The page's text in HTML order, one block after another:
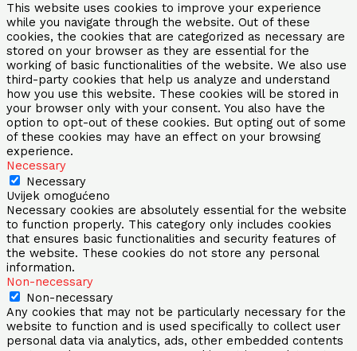
This website uses cookies to improve your experience
while you navigate through the website. Out of these
cookies, the cookies that are categorized as necessary are
stored on your browser as they are essential for the
working of basic functionalities of the website. We also use
third-party cookies that help us analyze and understand
how you use this website. These cookies will be stored in
your browser only with your consent. You also have the
option to opt-out of these cookies. But opting out of some
of these cookies may have an effect on your browsing
experience.
Necessary
Necessary
Uvijek omogućeno
Necessary cookies are absolutely essential for the website
to function properly. This category only includes cookies
that ensures basic functionalities and security features of
the website. These cookies do not store any personal
information.
Non-necessary
Non-necessary
Any cookies that may not be particularly necessary for the
website to function and is used specifically to collect user
personal data via analytics, ads, other embedded contents